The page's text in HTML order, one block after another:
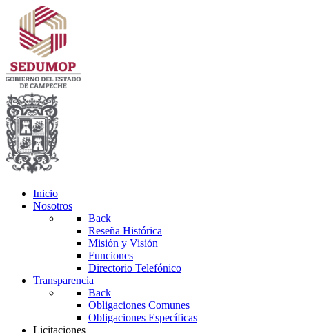
Inicio
Nosotros
Back
Reseña Histórica
Misión y Visión
Funciones
Directorio Telefónico
Transparencia
Back
Obligaciones Comunes
Obligaciones Específicas
Licitaciones